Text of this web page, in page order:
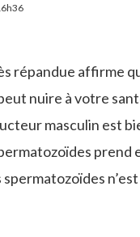
répandue affirme
nuire à votre
masculin est
prend
spermatozoïdes